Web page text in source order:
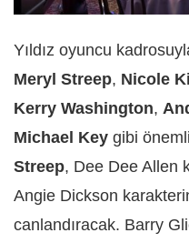
Yıldız oyuncu
Meryl Streep, Nicole
Kerry Washington,
Michael Key gibi
Streep, Dee Dee Allen
Angie Dickson
canlandıracak. Barry